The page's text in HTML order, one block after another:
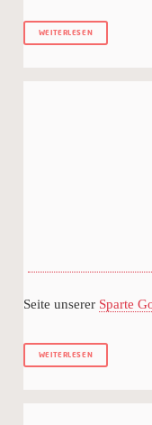
WEITERLESEN
Seite unserer Sparte
WEITERLESEN